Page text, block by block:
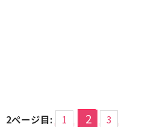
2ページ目: 1 2 3